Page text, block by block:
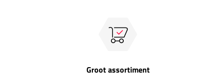
Groot assortiment